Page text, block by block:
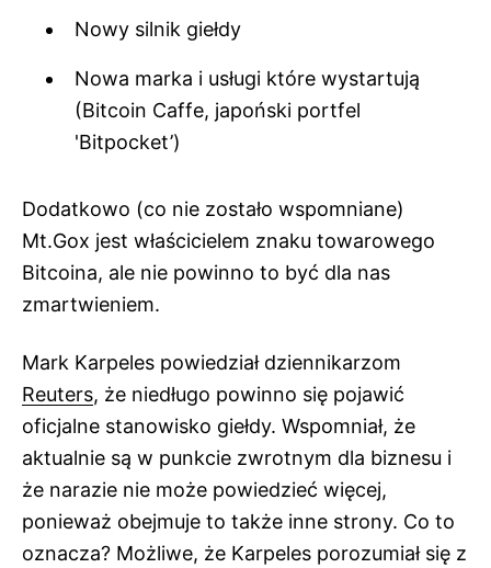
Nowy silnik giełdy
Nowa marka i usługi które wystartują
(Bitcoin Caffe, japoński portfel
'Bitpocket’)
Dodatkowo (co nie zostało wspomniane)
Mt.Gox jest właścicielem znaku towarowego
Bitcoina, ale nie powinno to być dla nas
zmartwieniem.
Mark Karpeles powiedział dziennikarzom
Reuters, że niedługo powinno się pojawić
oficjalne stanowisko giełdy. Wspomniał, że
aktualnie są w punkcie zwrotnym dla biznesu i
że narazie nie może powiedzieć więcej,
ponieważ obejmuje to także inne strony. Co to
oznacza? Możliwe, że Karpeles porozumiał się z